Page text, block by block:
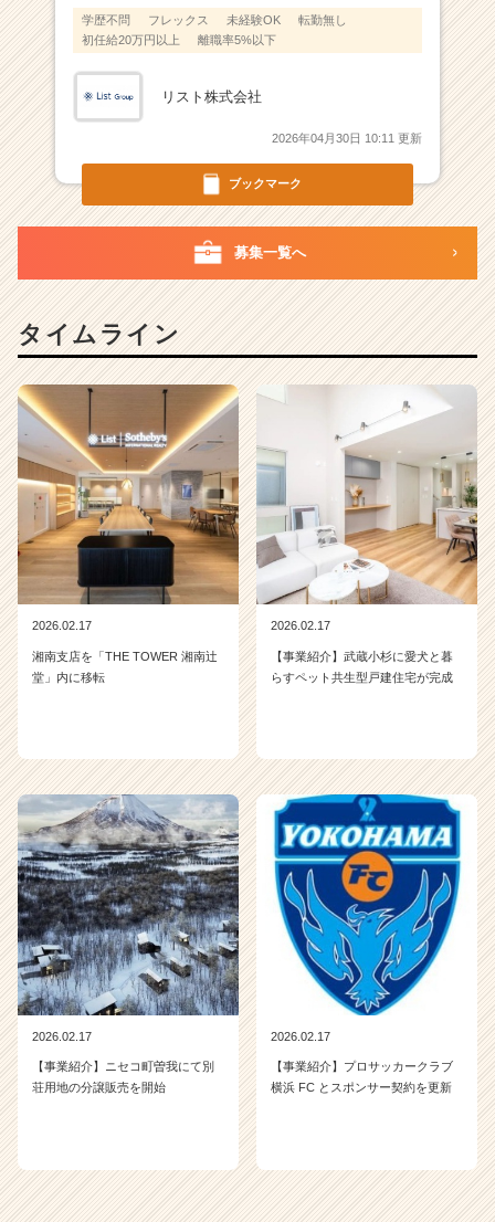
ャ
ー・
企
ウ
ト
就
活
イ
ト
チ
ア
キ
ャ
リ
ア
e
a
e
e
r）
ブックマーク
学歴不問 フレックス 未経験OK
転勤無し
初任給20万円以上
離職率5%以下
リスト株式会社
2026年04月30日 10:11 更新
募集一覧へ
タイムライン
2026.02.17
湘南支店を「THE TOWER 湘南辻
堂」内に移転
2026.02.17
【事業紹介】武蔵小杉に愛犬と暮
らすペット共生型戸建住宅が完成
2026.02.17
【事業紹介】ニセコ町曽我にて別
荘用地の分譲販売を開始
2026.02.17
【事業紹介】プロサッカークラブ
横浜 FC とスポンサー契約を更新